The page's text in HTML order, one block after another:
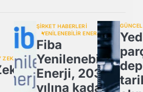
ZEKA
ŞİRKET HABERLERİ
YENİLENEBİLİR ENERJİ
Fiba
Yenilenebilir
Enerji, 2030
yılına kadar
GÜNCEL